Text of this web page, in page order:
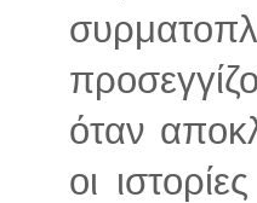
όταν
οι